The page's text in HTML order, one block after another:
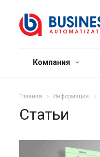
Компания
Главная Информация
Статьи